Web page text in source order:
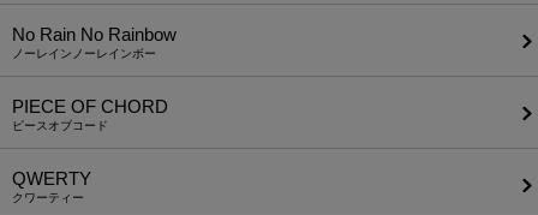
No Rain No Rainbow
ノーレインノーレインボー
PIECE OF CHORD
ピースオブコード
QWERTY
クワーティー